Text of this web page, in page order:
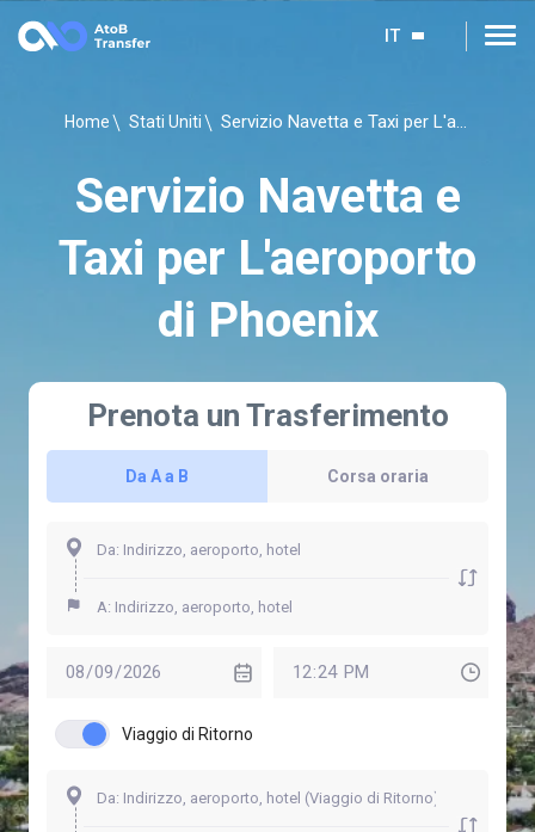
IT
Home Stati Uniti Servizio Navetta e Taxi per L'aeroporto di Phoenix
Servizio Navetta e
Taxi per L'aeroporto
di Phoenix
Prenota un Trasferimento
Da A a B Corsa oraria
Viaggio di Ritorno